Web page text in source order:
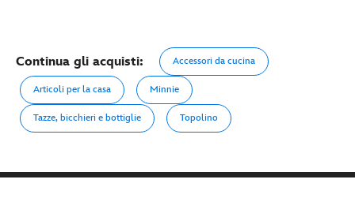
Continua gli acquisti: Accessori da cucina
Articoli per la casa Minnie
Tazze, bicchieri e bottiglie Topolino